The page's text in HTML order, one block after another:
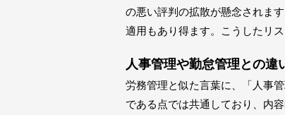
の悪い評判の拡散が懸念されま
適用もあり得ます。こうしたリ
人事管理や勤怠管理との違
労務管理と似た言葉に、「人事
である点では共通しており、内